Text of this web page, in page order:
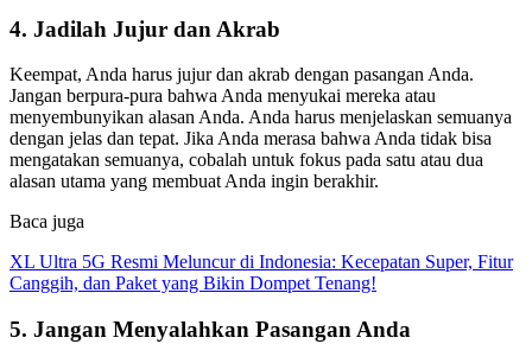
4. Jadilah Jujur dan Akrab
Keempat, Anda harus jujur dan akrab dengan pasangan Anda.
Jangan berpura-pura bahwa Anda menyukai mereka atau
menyembunyikan alasan Anda. Anda harus menjelaskan semuanya
dengan jelas dan tepat. Jika Anda merasa bahwa Anda tidak bisa
mengatakan semuanya, cobalah untuk fokus pada satu atau dua
alasan utama yang membuat Anda ingin berakhir.
Baca juga
XL Ultra 5G Resmi Meluncur di Indonesia: Kecepatan Super, Fitur
Canggih, dan Paket yang Bikin Dompet Tenang!
5. Jangan Menyalahkan Pasangan Anda